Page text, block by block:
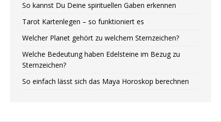
So kannst Du Deine spirituellen Gaben erkennen
Tarot Kartenlegen – so funktioniert es
Welcher Planet gehört zu welchem Sternzeichen?
Welche Bedeutung haben Edelsteine im Bezug zu
Sternzeichen?
So einfach lässt sich das Maya Horoskop berechnen